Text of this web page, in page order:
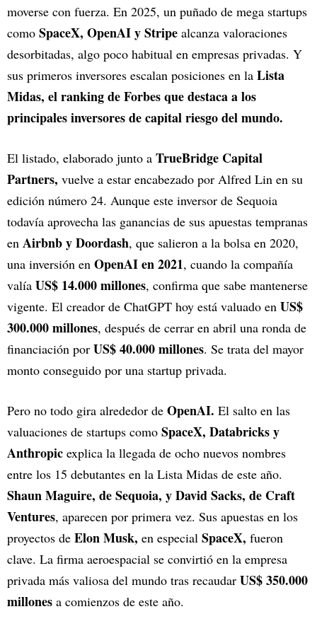
moverse con fuerza. En 2025, un puñado de mega startups
como SpaceX, OpenAI y Stripe alcanza valoraciones
desorbitadas, algo poco habitual en empresas privadas. Y
sus primeros inversores escalan posiciones en la Lista
Midas, el ranking de Forbes que destaca a los
principales inversores de capital riesgo del mundo.
El listado, elaborado junto a TrueBridge Capital
Partners, vuelve a estar encabezado por Alfred Lin en su
edición número 24. Aunque este inversor de Sequoia
todavía aprovecha las ganancias de sus apuestas tempranas
en Airbnb y Doordash, que salieron a la bolsa en 2020,
una inversión en OpenAI en 2021, cuando la compañía
valía US$ 14.000 millones, confirma que sabe mantenerse
vigente. El creador de ChatGPT hoy está valuado en US$
300.000 millones, después de cerrar en abril una ronda de
financiación por US$ 40.000 millones. Se trata del mayor
monto conseguido por una startup privada.
Pero no todo gira alrededor de OpenAI. El salto en las
valuaciones de startups como SpaceX, Databricks y
Anthropic explica la llegada de ocho nuevos nombres
entre los 15 debutantes en la Lista Midas de este año.
Shaun Maguire, de Sequoia, y David Sacks, de Craft
Ventures, aparecen por primera vez. Sus apuestas en los
proyectos de Elon Musk, en especial SpaceX, fueron
clave. La firma aeroespacial se convirtió en la empresa
privada más valiosa del mundo tras recaudar US$ 350.000
millones a comienzos de este año.